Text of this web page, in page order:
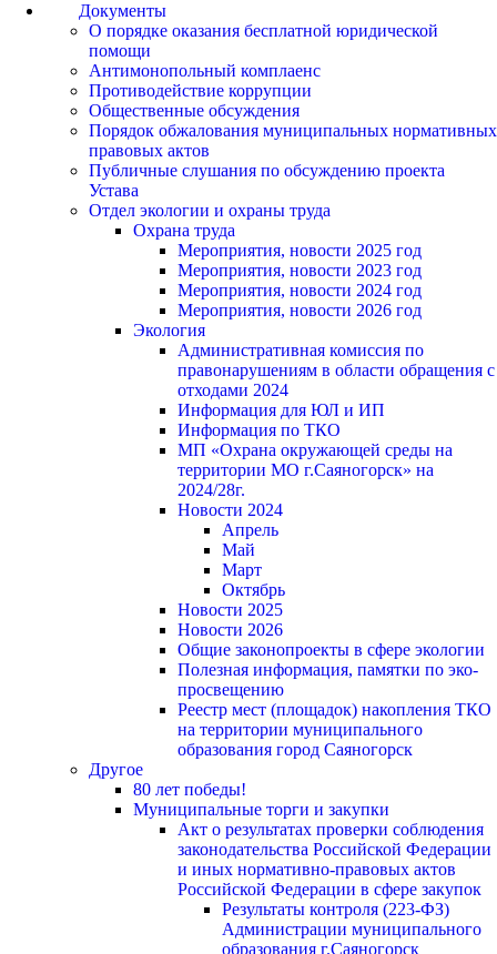
Документы
О порядке оказания бесплатной юридической
помощи
Антимонопольный комплаенс
Противодействие коррупции
Общественные обсуждения
Порядок обжалования муниципальных нормативных
правовых актов
Публичные слушания по обсуждению проекта
Устава
Отдел экологии и охраны труда
Охрана труда
Мероприятия, новости 2025 год
Мероприятия, новости 2023 год
Мероприятия, новости 2024 год
Мероприятия, новости 2026 год
Экология
Административная комиссия по
правонарушениям в области обращения с
отходами 2024
Информация для ЮЛ и ИП
Информация по ТКО
МП «Охрана окружающей среды на
территории МО г.Саяногорск» на
2024/28г.
Новости 2024
Апрель
Май
Март
Октябрь
Новости 2025
Новости 2026
Общие законопроекты в сфере экологии
Полезная информация, памятки по эко-
просвещению
Реестр мест (площадок) накопления ТКО
на территории муниципального
образования город Саяногорск
Другое
80 лет победы!
Муниципальные торги и закупки
Акт о результатах проверки соблюдения
законодательства Российской Федерации
и иных нормативно-правовых актов
Российской Федерации в сфере закупок
Результаты контроля (223-ФЗ)
Администрации муниципального
образования г.Саяногорск